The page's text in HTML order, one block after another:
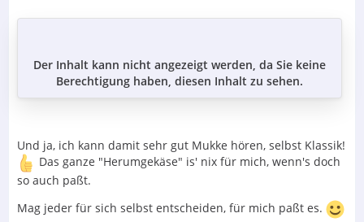
Der Inhalt kann nicht angezeigt werden, da Sie keine
Berechtigung haben, diesen Inhalt zu sehen.
Und ja, ich kann damit sehr gut Mukke hören, selbst Klassik!
Das ganze "Herumgekäse" is' nix für mich, wenn's doch
so auch paßt.
Mag jeder für sich selbst entscheiden, für mich paßt es.